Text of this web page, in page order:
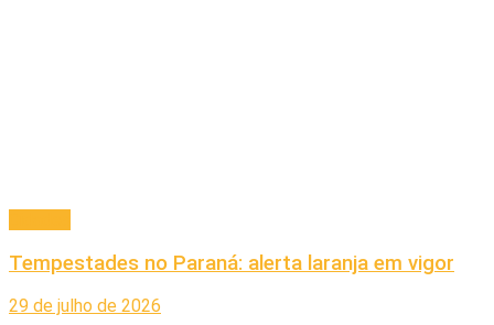
Tempestades no Paraná: alerta laranja em vigor
29 de julho de 2026